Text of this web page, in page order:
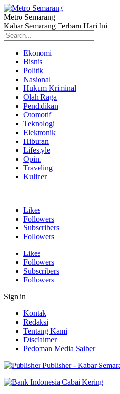
Metro Semarang
Kabar Semarang Terbaru Hari Ini
Ekonomi
Bisnis
Politik
Nasional
Hukum Kriminal
Olah Raga
Pendidikan
Otomotif
Teknologi
Elektronik
Hiburan
Lifestyle
Opini
Traveling
Kuliner
Likes
Followers
Subscribers
Followers
Likes
Followers
Subscribers
Followers
Sign in
Kontak
Redaksi
Tentang Kami
Disclaimer
Pedoman Media Saiber
Publisher - Kabar